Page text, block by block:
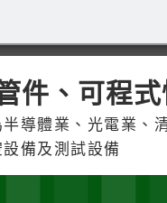
件、可程
導體業、光電業、
備及測試設備